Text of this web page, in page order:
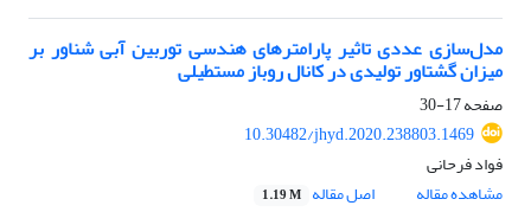
مدل‌سازی عددی تاثیر پارامترهای هندسی توربین آبی شناور بر
میزان گشتاور تولیدی در کانال روباز مستطیلی
صفحه17-30
10.30482/jhyd.2020.238803.1469
فواد فرحانی
مشاهده مقاله
اصل مقاله 1.19 M